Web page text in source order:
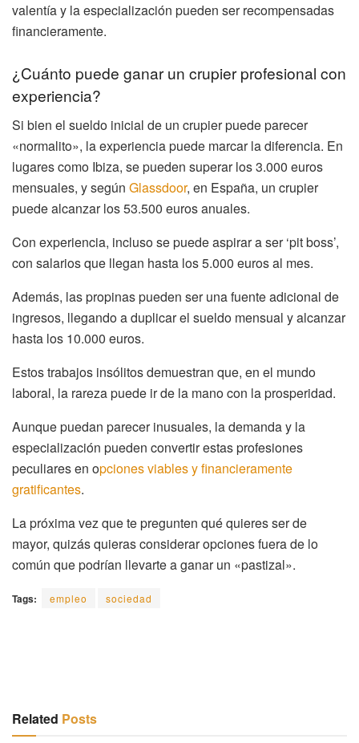
valentía y la especialización pueden ser recompensadas
financieramente.
¿Cuánto puede ganar un crupier profesional con
experiencia?
Si bien el sueldo inicial de un crupier puede parecer
«normalito», la experiencia puede marcar la diferencia. En
lugares como Ibiza, se pueden superar los 3.000 euros
mensuales, y según Glassdoor, en España, un crupier
puede alcanzar los 53.500 euros anuales.
Con experiencia, incluso se puede aspirar a ser ‘pit boss’,
con salarios que llegan hasta los 5.000 euros al mes.
Además, las propinas pueden ser una fuente adicional de
ingresos, llegando a duplicar el sueldo mensual y alcanzar
hasta los 10.000 euros.
Estos trabajos insólitos demuestran que, en el mundo
laboral, la rareza puede ir de la mano con la prosperidad.
Aunque puedan parecer inusuales, la demanda y la
especialización pueden convertir estas profesiones
peculiares en opciones viables y financieramente
gratificantes.
La próxima vez que te pregunten qué quieres ser de
mayor, quizás quieras considerar opciones fuera de lo
común que podrían llevarte a ganar un «pastizal».
Tags: empleo sociedad
Related Posts